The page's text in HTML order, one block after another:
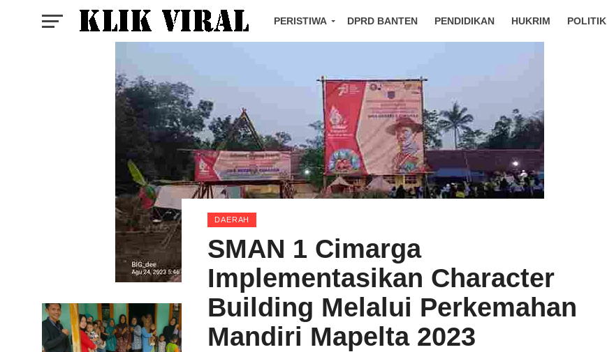
PERISTIWA DPRD BANTEN PENDIDIKAN HUKRIM POLITIK
DAERAH
SMAN 1 Cimarga
Implementasikan Character
Building Melalui Perkemahan
Mandiri Mapelta 2023